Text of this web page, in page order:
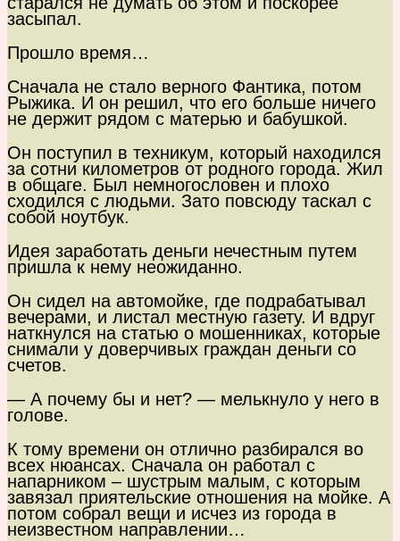
засыпал.
Прошло время…
Сначала не стало верного Фантика, потом
Рыжика. И он решил, что его больше ничего
не держит рядом с матерью и бабушкой.
Он поступил в техникум, который находился
за сотни километров от родного города. Жил
в общаге. Был немногословен и плохо
сходился с людьми. Зато повсюду таскал с
собой ноутбук.
Идея заработать деньги нечестным путем
пришла к нему неожиданно.
Он сидел на автомойке, где подрабатывал
вечерами, и листал местную газету. И вдруг
наткнулся на статью о мошенниках, которые
снимали у доверчивых граждан деньги со
счетов.
— А почему бы и нет? — мелькнуло у него в
голове.
К тому времени он отлично разбирался во
всех нюансах. Сначала он работал с
напарником – шустрым малым, с которым
завязал приятельские отношения на мойке. А
потом собрал вещи и исчез из города в
неизвестном направлении…